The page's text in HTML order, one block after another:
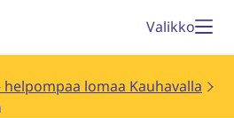
Valikko
lomaa Kauhavalla